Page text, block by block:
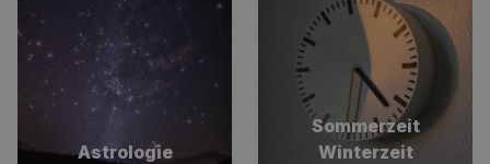
Astrologie
Sommerzeit
Winterzeit